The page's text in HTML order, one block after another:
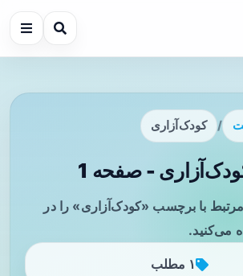
/ کودک‌آزاری
- صفحه 1
با برچسب «کودک‌آزاری» را در
می‌کنید.
۱ مطلب